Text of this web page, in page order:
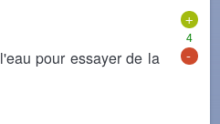
+
4
-
pour essayer de la